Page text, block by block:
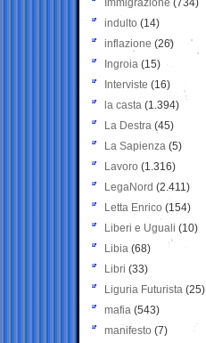
Immigrazione (734)
indulto (14)
inflazione (26)
Ingroia (15)
Interviste (16)
la casta (1.394)
La Destra (45)
La Sapienza (5)
Lavoro (1.316)
LegaNord (2.411)
Letta Enrico (154)
Liberi e Uguali (10)
Libia (68)
Libri (33)
Liguria Futurista (25)
mafia (543)
manifesto (7)